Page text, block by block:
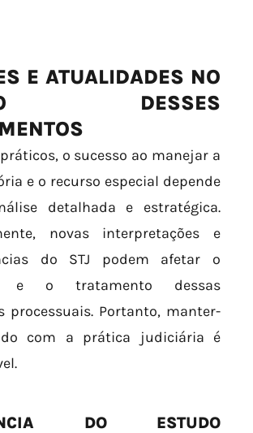
E ATUALIDADES NO
DESSES
o sucesso ao manejar a
e o recurso especial depende
detalhada e estratégica.
novas interpretações e
do STJ podem afetar o
e o tratamento dessas
processuais. Portanto, manter-
com a prática judiciária é
DO ESTUDO